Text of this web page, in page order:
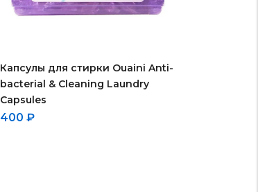
Капсулы для стирки Ouaini Anti-
bacterial & Cleaning Laundry
Capsules
400 ₽